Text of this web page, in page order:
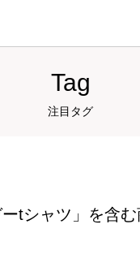
Tag
注目タグ
tシャツ」を含